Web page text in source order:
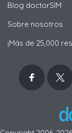
Blog doctorSIM
Sobre nosotros
¡Más de 25,000